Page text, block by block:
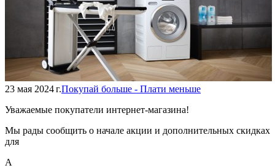
23 мая 2024 г.Покупай больше - Плати меньше
Уважаемые покупатели интернет-магазина!
Мы рады сообщить о начале акции и дополнительных скидках
для
А